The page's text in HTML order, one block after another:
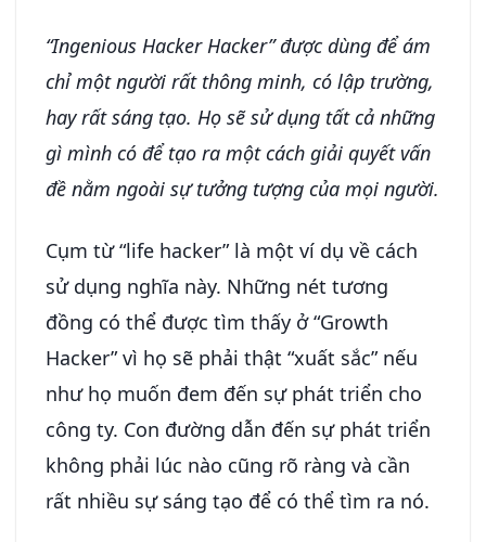
“Ingenious Hacker Hacker” được dùng để ám
chỉ một người rất thông minh, có lập trường,
hay rất sáng tạo. Họ sẽ sử dụng tất cả những
gì mình có để tạo ra một cách giải quyết vấn
đề nằm ngoài sự tưởng tượng của mọi người.
Cụm từ “life hacker” là một ví dụ về cách
sử dụng nghĩa này. Những nét tương
đồng có thể được tìm thấy ở “Growth
Hacker” vì họ sẽ phải thật “xuất sắc” nếu
như họ muốn đem đến sự phát triển cho
công ty. Con đường dẫn đến sự phát triển
không phải lúc nào cũng rõ ràng và cần
rất nhiều sự sáng tạo để có thể tìm ra nó.